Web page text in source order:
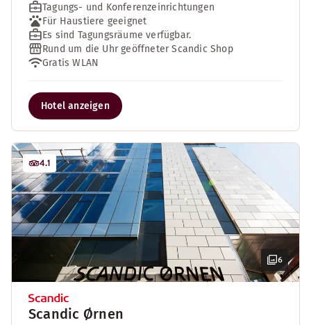
Tagungs- und Konferenzeinrichtungen
Für Haustiere geeignet
Es sind Tagungsräume verfügbar.
Rund um die Uhr geöffneter Scandic Shop
Gratis WLAN
Hotel anzeigen
6
4.1
Scandic Ørnen